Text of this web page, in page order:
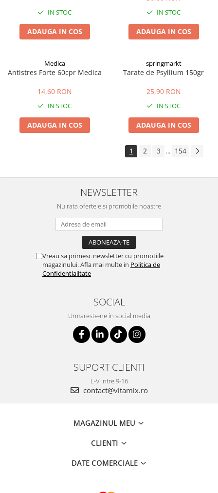
IN STOC
ADAUGA IN COS
IN STOC
ADAUGA IN COS
Medica
Antistres Forte 60cpr Medica
14,60 RON
IN STOC
ADAUGA IN COS
springmarkt
Tarate de Psyllium 150gr
25,90 RON
IN STOC
ADAUGA IN COS
1 2 3 ... 154
NEWSLETTER
Nu rata ofertele si promotiile noastre
Vreau sa primesc newsletter cu promotiile
magazinului. Afla mai multe in Politica de
Confidentialitate
SOCIAL
Urmareste-ne in social media
SUPORT CLIENTI
L-V intre 9-16
contact@vitamix.ro
MAGAZINUL MEU
CLIENTI
DATE COMERCIALE